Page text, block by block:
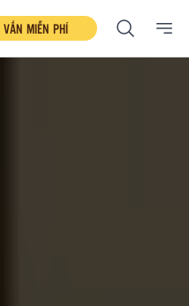
MIỄN PHÍ